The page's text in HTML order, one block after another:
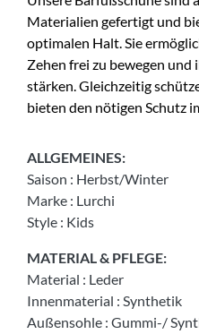
Materialien gefertigt und
optimalen Halt. Sie
Zehen frei zu bewegen
stärken. Gleichzeitig
bieten den nötigen Schutz
ALLGEMEINES:
Saison : Herbst/Winter
Marke : Lurchi
Style : Kids
MATERIAL & PFLEGE:
Material : Leder
Innenmaterial : Synthetik
Außensohle : Gummi-/